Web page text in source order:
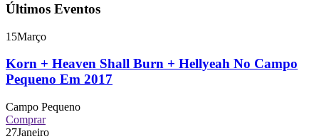
Últimos Eventos
15Março
Korn + Heaven Shall Burn + Hellyeah No Campo
Pequeno Em 2017
Campo Pequeno
Comprar
27Janeiro